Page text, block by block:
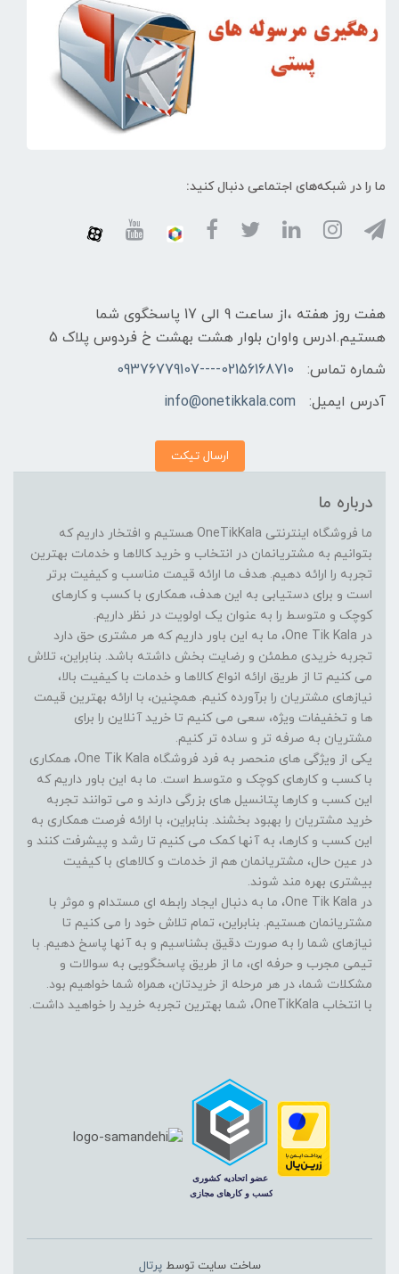
ما را در شبکه‌های اجتماعی دنبال کنید:
هفت روز هفته ،از ساعت 9 الی 17 پاسخگوی شما
هستیم.ادرس واوان بلوار هشت بهشت خ فردوس پلاک 5
شماره تماس:
02156168710----09376779107
آدرس ایمیل:
info@onetikkala.com
ارسال تیکت
درباره ما
ما فروشگاه اینترنتی OneTikKala هستیم و افتخار داریم که
بتوانیم به مشتریانمان در انتخاب و خرید کالاها و خدمات بهترین
تجربه را ارائه دهیم. هدف ما ارائه قیمت مناسب و کیفیت برتر
است و برای دستیابی به این هدف، همکاری با کسب و کارهای
کوچک و متوسط را به عنوان یک اولویت در نظر داریم.
در One Tik Kala، ما به این باور داریم که هر مشتری حق دارد
تجربه خریدی مطمئن و رضایت بخش داشته باشد. بنابراین، تلاش
می کنیم تا از طریق ارائه انواع کالاها و خدمات با کیفیت بالا،
نیازهای مشتریان را برآورده کنیم. همچنین، با ارائه بهترین قیمت
ها و تخفیفات ویژه، سعی می کنیم تا خرید آنلاین را برای
مشتریان به صرفه تر و ساده تر کنیم.
یکی از ویژگی های منحصر به فرد فروشگاه One Tik Kala، همکاری
با کسب و کارهای کوچک و متوسط است. ما به این باور داریم که
این کسب و کارها پتانسیل های بزرگی دارند و می توانند تجربه
خرید مشتریان را بهبود بخشند. بنابراین، با ارائه فرصت همکاری به
این کسب و کارها، به آنها کمک می کنیم تا رشد و پیشرفت کنند و
در عین حال، مشتریانمان هم از خدمات و کالاهای با کیفیت
بیشتری بهره مند شوند.
در One Tik Kala، ما به دنبال ایجاد رابطه ای مستدام و موثر با
مشتریانمان هستیم. بنابراین، تمام تلاش خود را می کنیم تا
نیازهای شما را به صورت دقیق بشناسیم و به آنها پاسخ دهیم. با
تیمی مجرب و حرفه ای، ما از طریق پاسخگویی به سوالات و
مشکلات شما، در هر مرحله از خریدتان، همراه شما خواهیم بود.
با انتخاب OneTikKala، شما بهترین تجربه خرید را خواهید داشت.
ساخت سایت توسطپرتال